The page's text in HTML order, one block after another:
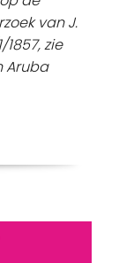
van J.
zie
Aruba